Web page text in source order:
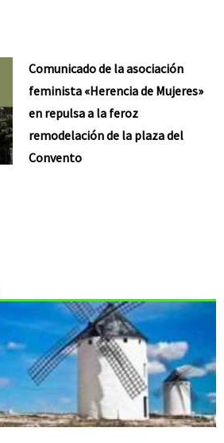
Comunicado de la asociación
feminista «Herencia de Mujeres»
en repulsa a la feroz
remodelación de la plaza del
Convento